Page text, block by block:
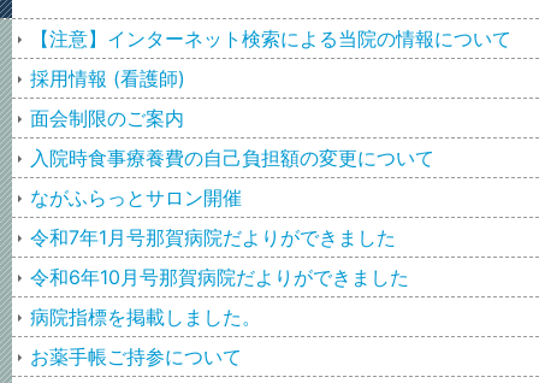
【注意】インターネット検索による当院の情報について
採用情報 (看護師)
面会制限のご案内
入院時食事療養費の自己負担額の変更について
ながふらっとサロン開催
令和7年1月号那賀病院だよりができました
令和6年10月号那賀病院だよりができました
病院指標を掲載しました。
お薬手帳ご持参について